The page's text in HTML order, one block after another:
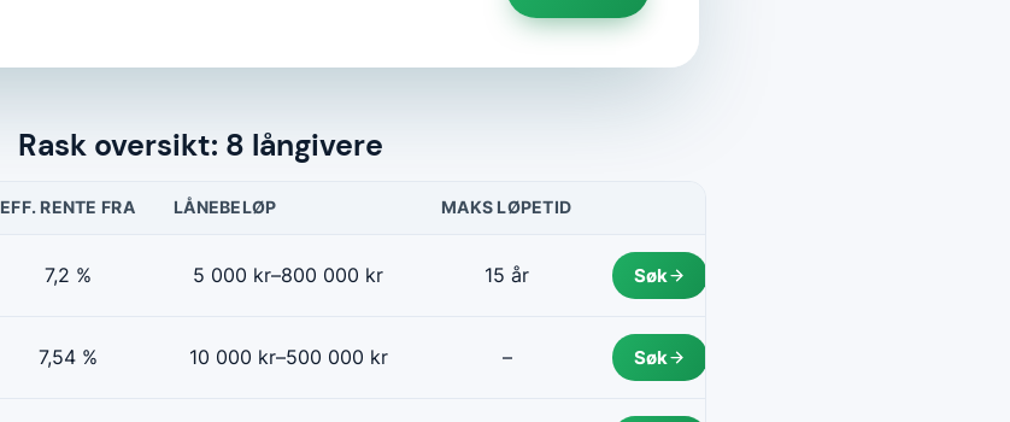
Rask oversikt: 8 långivere
EFF. RENTE FRA LÅNEBELØP MAKS LØPETID
7,2 % 5 000 kr–800 000 kr 15 år Søk
7,54 % 10 000 kr–500 000 kr – Søk